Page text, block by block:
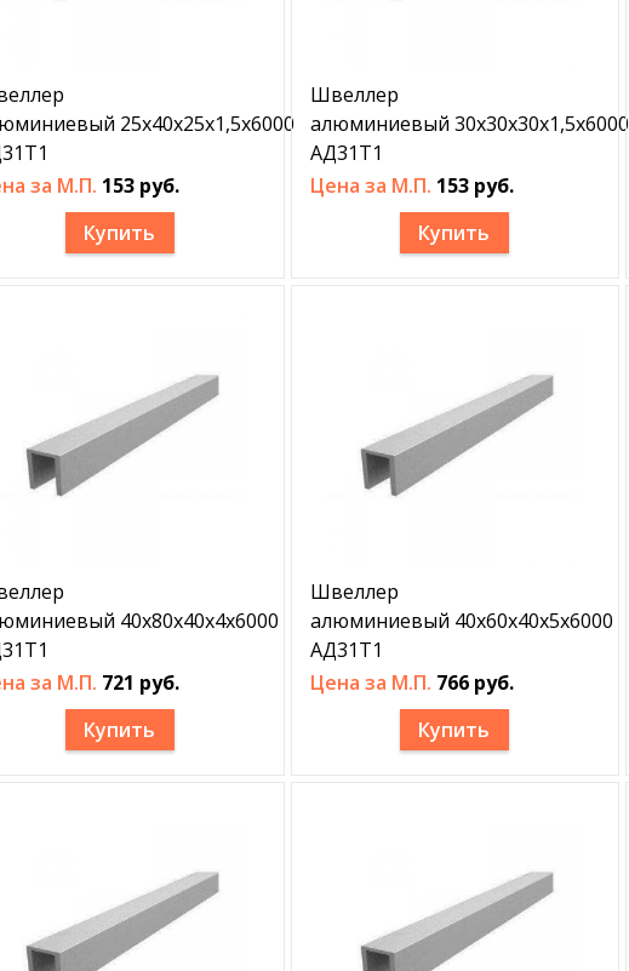
25х40х25х1,5х6000
за М.П. 153 руб.
Купить
Швеллер
алюминиевый 30х30х30х1,5х6000
АД31Т1
Цена за М.П. 153 руб.
Купить
40х80х40х4х6000
за М.П. 721 руб.
Купить
Швеллер
алюминиевый 40х60х40х5х6000
АД31Т1
Цена за М.П. 766 руб.
Купить